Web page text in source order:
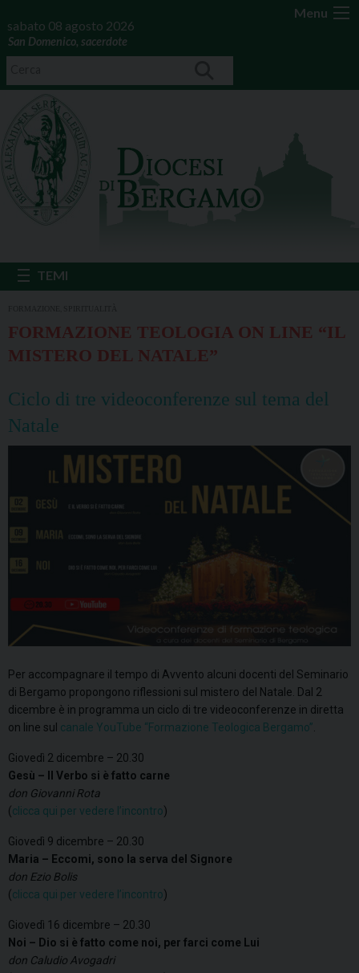
Menu
sabato 08 agosto 2026
San Domenico, sacerdote
FORMAZIONE TEOLOGIA ON LINE “IL
MISTERO DEL NATALE”
Ciclo di tre videoconferenze sul tema del
Natale
Per accompagnare il tempo di Avvento alcuni docenti del Seminario
di Bergamo propongono riflessioni sul mistero del Natale. Dal 2
dicembre è in programma un ciclo di tre videoconferenze in diretta
on line sul canale YouTube “Formazione Teologica Bergamo”
Giovedì 2 dicembre – 20.30
Gesù – Il Verbo si è fatto carne
don Giovanni Rota
(clicca qui per vedere l’incontro)
Giovedì 9 dicembre – 20.30
Maria – Eccomi, sono la serva del Signore
don Ezio Bolis
(clicca qui per vedere l’incontro)
Giovedì 16 dicembre – 20.30
Noi – Dio si è fatto come noi, per farci come Lui
don Caludio Avogadri